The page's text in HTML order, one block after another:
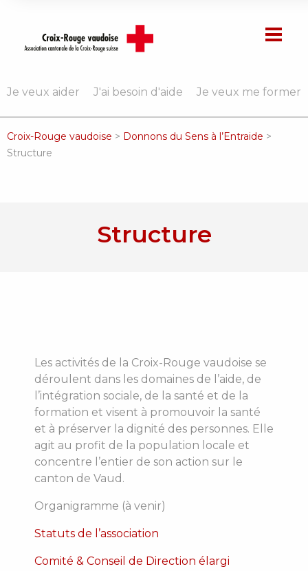
Je veux aider J'ai besoin d'aide Je veux me former
Croix-Rouge vaudoise > Donnons du Sens à l’Entraide >
Structure
Structure
Les activités de la Croix-Rouge vaudoise se
déroulent dans les domaines de l’aide, de
l’intégration sociale, de la santé et de la
formation et visent à promouvoir la santé
et à préserver la dignité des personnes. Elle
agit au profit de la population locale et
concentre l’entier de son action sur le
canton de Vaud.
Organigramme (à venir)
Statuts de l’association
Comité & Conseil de Direction élargi